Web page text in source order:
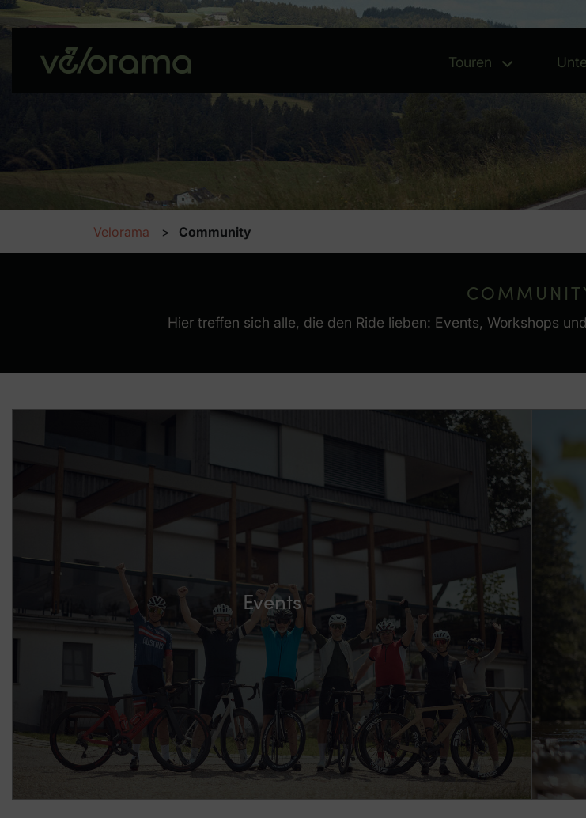
Inhalt [1]
Navigation [2]
Touren Touren
Velorama Community
Hier treffen sich alle, die den Ride lieben: Events, Workshops
Events